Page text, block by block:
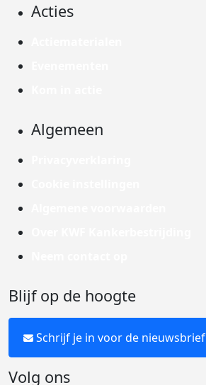
Acties
Algemeen
Blijf op de hoogte
Schrijf je in voor de nieuwsbrief
Volg ons